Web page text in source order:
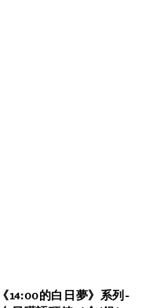
《14:00的白日夢》系列-